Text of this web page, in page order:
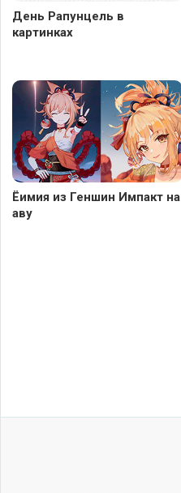
День Рапунцель в
картинках
Ёимия из Геншин Импакт на
аву